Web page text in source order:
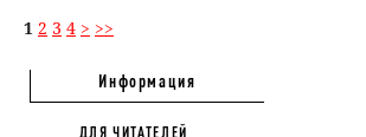
1 2 3 4 > >>
Информация
ДЛЯ ЧИТАТЕЛЕЙ